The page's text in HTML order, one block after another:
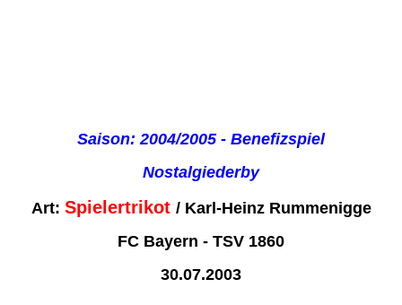
Saison: 2004/2005 - Benefizspiel
Nostalgiederby
Art: Spielertrikot / Karl-Heinz Rummenigge
FC Bayern - TSV 1860
30.07.2003